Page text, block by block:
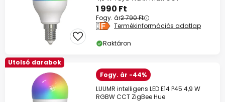
1 990 Ft
Fogy. ár2 790 Ft
Termékinformációs adatlap
Raktáron
Utolsó darabok
Fogy. ár -44%
LUUMR intelligens LED E14 P45 4,9 W
RGBW CCT ZigBee Hue